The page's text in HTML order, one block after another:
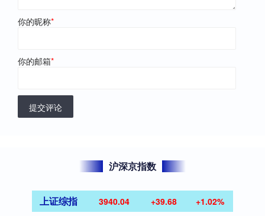
你的昵称*
你的邮箱*
提交评论
沪深京指数
上证综指 3940.04 +39.68 +1.02%